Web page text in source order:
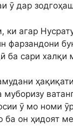
ӯ дар
агар
фарзандони
ба сари халқи
ӯ мо номи
ба он ҳидоят